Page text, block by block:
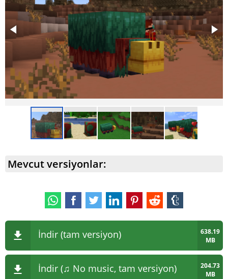
Mevcut versiyonlar:
İndir (tam versiyon)
638.19
MB
İndir (♫ No music, tam versiyon)
204.73
MB